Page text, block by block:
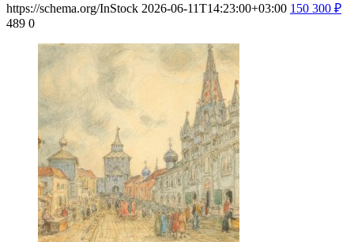
https://schema.org/InStock 2026-06-11T14:23:00+03:00 150 300 ₽
489 0